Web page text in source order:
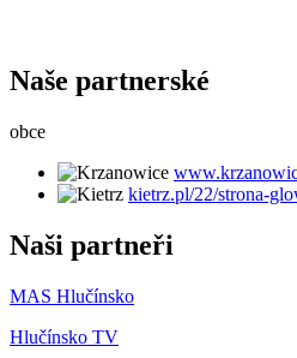
Naše partnerské
obce
kietrz.pl/22/strona-
Naši partneři
MAS Hlučínsko
Hlučínsko TV